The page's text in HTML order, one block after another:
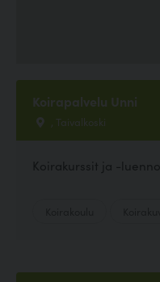
Koirapalvelu Unni
, Taivalkoski
Koirakurssit ja -